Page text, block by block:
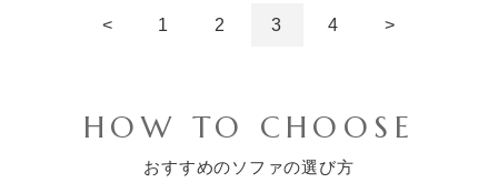
< 1 2 3 4 >
HOW TO CHOOSE
おすすめのソファの選び方